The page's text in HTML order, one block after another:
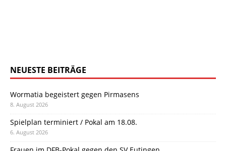
NEUESTE BEITRÄGE
Wormatia begeistert gegen Pirmasens
8. August 2026
Spielplan terminiert / Pokal am 18.08.
6. August 2026